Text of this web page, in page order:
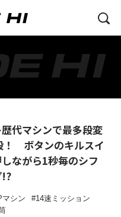
代マシンで最多段変
！ ボタンのキルスイ
ながら1秒毎のシフ
!?
マシン
14速ミッション